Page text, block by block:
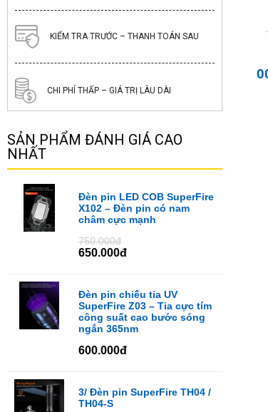
KIỂM TRA TRƯỚC – THANH TOÁN SAU
CHI PHÍ THẤP – GIÁ TRỊ LÂU DÀI
SẢN PHẨM ĐÁNH GIÁ CAO
NHẤT
Đèn pin LED COB SuperFire
X102 – Đèn pin có nam
châm cực mạnh
750.000đ
650.000đ
Đèn pin chiếu tia UV
SuperFire Z03 – Tia cực tím
công suất cao bước sóng
ngắn 365nm
600.000đ
3/ Đèn pin SuperFire TH04 /
TH04-S